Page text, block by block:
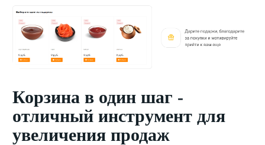
Корзина в один шаг -
отличный инструмент для
увеличения продаж